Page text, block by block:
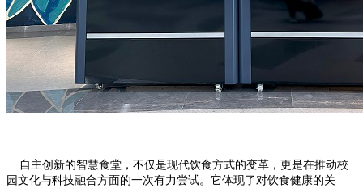
自主创新的智慧食堂，不仅是现代饮食方式的变革，更是在推动校
园文化与科技融合方面的一次有力尝试。它体现了对饮食健康的关